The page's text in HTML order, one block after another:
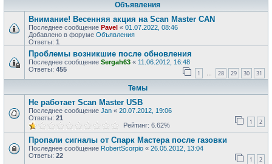
Объявления
Внимание! Весенняя акция на Scan Master CAN
Последнее сообщение Pavel « 01.07.2022, 08:46
Добавлено в форуме Объявления
Ответы: 1
Проблемы возникшие после обновления
Последнее сообщение Sergah63 « 11.06.2012, 16:48
Ответы: 455 1 … 28 29 30 31
Темы
Не работает Scan Master USB
Последнее сообщение Jan « 20.07.2012, 19:06
Ответы: 21 1 2
Рейтинг: 6.62%
Пропали сигналы от Спарк Мастера после газовки
Последнее сообщение RobertScorpio « 26.05.2012, 13:04
Ответы: 22 1 2